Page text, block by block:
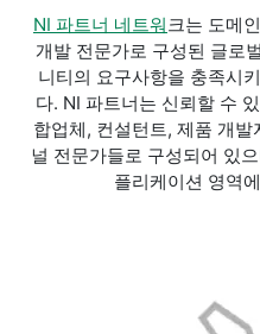
NI 파트너 네트워 크는 도메
개발 전문가로 구성된 글로
니티의 요구사항을 충족시
다. NI 파트너는 신뢰할 수
합업체, 컨설턴트, 제품 개
널 전문가들로 구성되어 있
플리케이션 영역